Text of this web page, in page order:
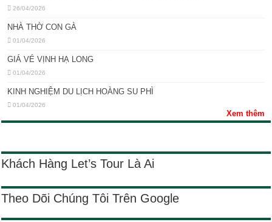
26/04/2026
NHÀ THỜ CON GÀ
01/04/2026
GIÁ VÉ VỊNH HẠ LONG
01/04/2026
KINH NGHIỆM DU LỊCH HOÀNG SU PHÌ
01/04/2026
Xem thêm
Khách Hàng Let’s Tour Là Ai
Theo Dõi Chúng Tôi Trên Google